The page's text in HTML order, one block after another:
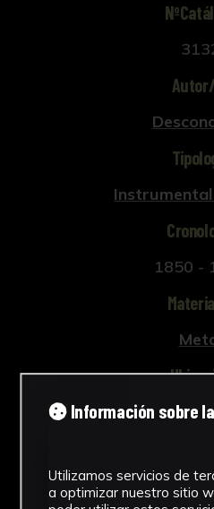
1850 -
Facultad de
Información sobre
Utilizamos servicios de
a optimizar nuestro sitio